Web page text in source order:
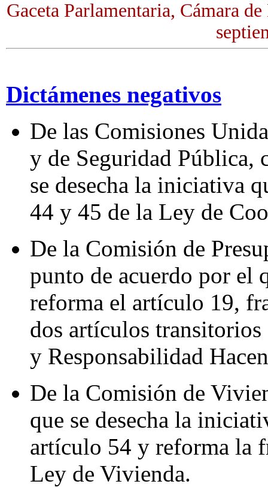
Gaceta Parlamentaria, Cámara
Dictámenes negativos
De las Comisiones
y de Seguridad Pública,
se desecha la iniciativa
44 y 45 de la Ley de
De la Comisión de
punto de acuerdo por el
reforma el artículo 19,
dos artículos transitorios
y Responsabilidad
De la Comisión de
que se desecha la
artículo 54 y reforma la
Ley de Vivienda.